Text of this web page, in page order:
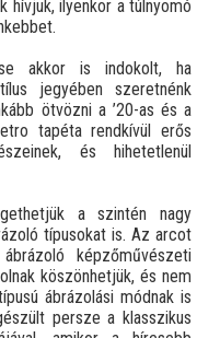
hívjuk, ilyenkor a túlnyomó
akkor is indokolt, ha
jegyében szeretnénk
ötvözni a ’20-as és a
tapéta rendkívül erős
és hihetetlenül
a szintén nagy
típusokat is. Az arcot
képzőművészeti
köszönhetjük, és nem
ábrázolási módnak is
persze a klasszikus